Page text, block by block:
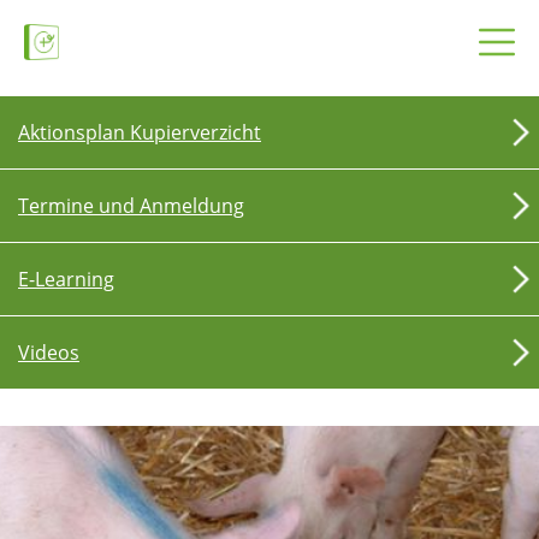
Aktionsplan Kupierverzicht
Termine und Anmeldung
E-Learning
Videos